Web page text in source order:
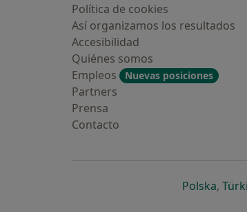
Política de cookies
Así organizamos los resultados
Accesibilidad
Quiénes somos
Empleos
Nuevas posiciones
Partners
Prensa
Contacto
Polskase
,